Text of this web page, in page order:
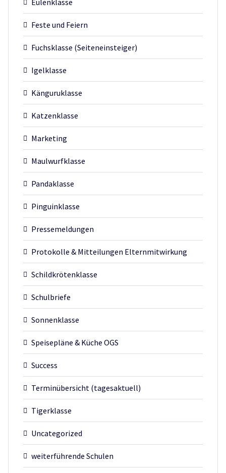
Eulenklasse
Feste und Feiern
Fuchsklasse (Seiteneinsteiger)
Igelklasse
Känguruklasse
Katzenklasse
Marketing
Maulwurfklasse
Pandaklasse
Pinguinklasse
Pressemeldungen
Protokolle & Mitteilungen Elternmitwirkung
Schildkrötenklasse
Schulbriefe
Sonnenklasse
Speisepläne & Küche OGS
Success
Terminübersicht (tagesaktuell)
Tigerklasse
Uncategorized
weiterführende Schulen